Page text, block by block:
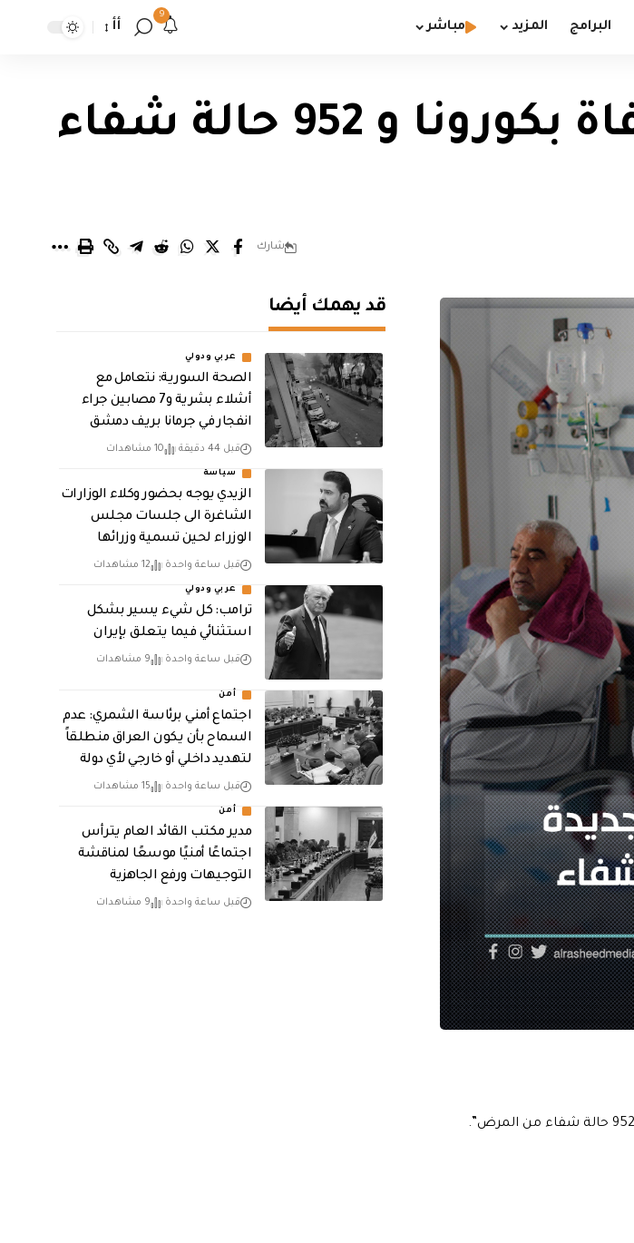
البرامج المزيد مباشر
9
أأ
الصحة تعلن تسجيل 16 وفاة بكورونا و 952 حالة شفاء
شارك
قد يهمك أيضا
عربي ودولي
الصحة السورية: نتعامل مع
أشلاء بشرية و7 مصابين جراء
انفجار في جرمانا بريف دمشق
قبل 44 دقيقة 10 مشاهدات
سياسة
الزيدي يوجه بحضور وكلاء الوزارات
الشاغرة الى جلسات مجلس
الوزراء لحين تسمية وزرائها
قبل ساعة واحدة 12 مشاهدات
عربي ودولي
ترامب: كل شيء يسير بشكل
استثنائي فيما يتعلق بإيران
قبل ساعة واحدة 9 مشاهدات
أمن
اجتماع أمني برئاسة الشمري: عدم
السماح بأن يكون العراق منطلقاً
لتهديد داخلي أو خارجي لأي دولة
قبل ساعة واحدة 15 مشاهدات
أمن
مدير مكتب القائد العام يترأس
اجتماعًا أمنيًا موسعًا لمناقشة
التوجيهات ورفع الجاهزية
قبل ساعة واحدة 9 مشاهدات